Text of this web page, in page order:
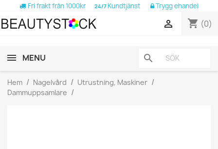
Fri frakt från 1000kr 24/7 Kundtjänst Trygg ehandel
shopping_cart (0)

MENU search
Hem Nagelvård
Utrustning, Maskiner
Dammuppsamlare